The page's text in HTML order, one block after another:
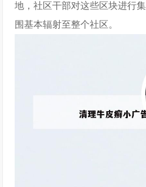
地，社区干部对这些区块进行
围基本辐射至整个社区。